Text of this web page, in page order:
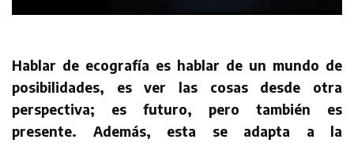
Hablar de ecografía es hablar de un mundo de
posibilidades, es ver las cosas desde otra
perspectiva; es futuro, pero también es
presente. Además, esta se adapta a la